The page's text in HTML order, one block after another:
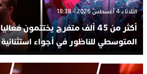
الثلاثاء 4 أغسطس 2026 - 18:38
أكثر من 45 ألف متفرج يختتمون
المتوسطي للناظور في أجواء استثنائية